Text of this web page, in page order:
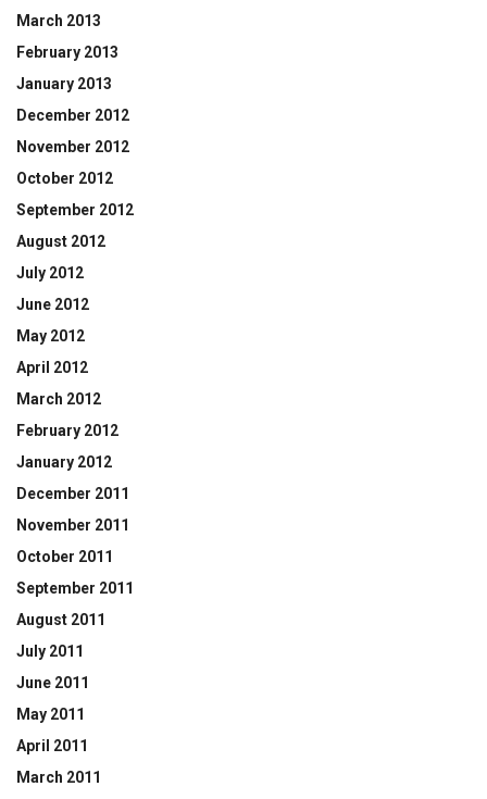
March 2013
February 2013
January 2013
December 2012
November 2012
October 2012
September 2012
August 2012
July 2012
June 2012
May 2012
April 2012
March 2012
February 2012
January 2012
December 2011
November 2011
October 2011
September 2011
August 2011
July 2011
June 2011
May 2011
April 2011
March 2011